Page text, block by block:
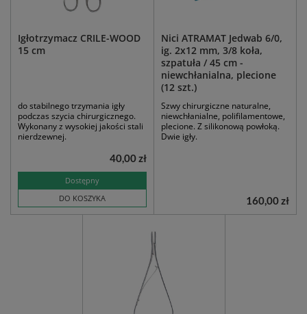
Igłotrzymacz CRILE-WOOD
15 cm
do stabilnego trzymania igły
podczas szycia chirurgicznego.
Wykonany z wysokiej jakości stali
nierdzewnej.
Dostępny
DO KOSZYKA
40,00 zł
Nici ATRAMAT Jedwab 6/0,
ig. 2x12 mm, 3/8 koła,
szpatuła / 45 cm -
niewchłanialna, plecione
(12 szt.)
Szwy chirurgiczne naturalne,
niewchłanialne, polifilamentowe,
plecione. Z silikonową powłoką.
Dwie igły.
160,00 zł